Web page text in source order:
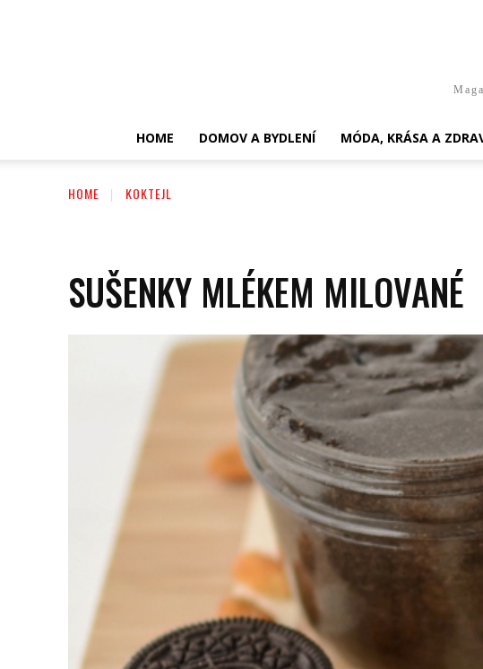
HOME DOMOV A BYDLENÍ MÓDA, KRÁSA A
HOME KOKTEJL
SUŠENKY MLÉKEM MILOVANÉ